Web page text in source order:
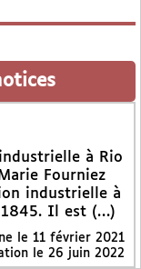
à Rio
Fourniez
industrielle à
1845. Il est (…)
le 11 février 2021
le 26 juin 2022